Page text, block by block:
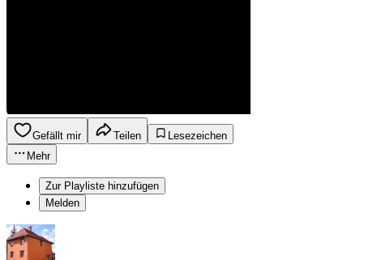
Gefällt mir Teilen
Lesezeichen
Mehr
Zur Playliste hinzufügen
Melden